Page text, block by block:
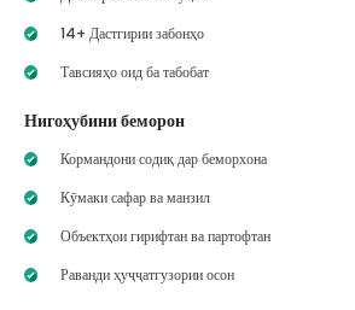
14+ Дастгирии забонҳо
Тавсияҳо оид ба табобат
Нигоҳубини беморон
Кормандони содиқ дар беморхона
Кӯмаки сафар ва манзил
Объектҳои гирифтан ва партофтан
Раванди ҳуҷҷатгузории осон